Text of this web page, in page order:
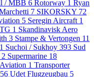
/ MBB 6 Rotorway 1 Ryan
7 SIKORSKY 72
5 Seregin Aircraft 1
1 Skandinavisk Aero
3 Stampe & Vertongen 11
1 Suchoi / Sukhoy 393 Sud
2 Supermarine 18
1 Transporter
Udet Flugzeugbau 5